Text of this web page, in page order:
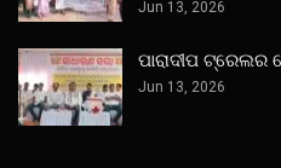
Jun 13, 2026
ପାରାଦୀପ ଟ୍ରେଲର
Jun 13, 2026